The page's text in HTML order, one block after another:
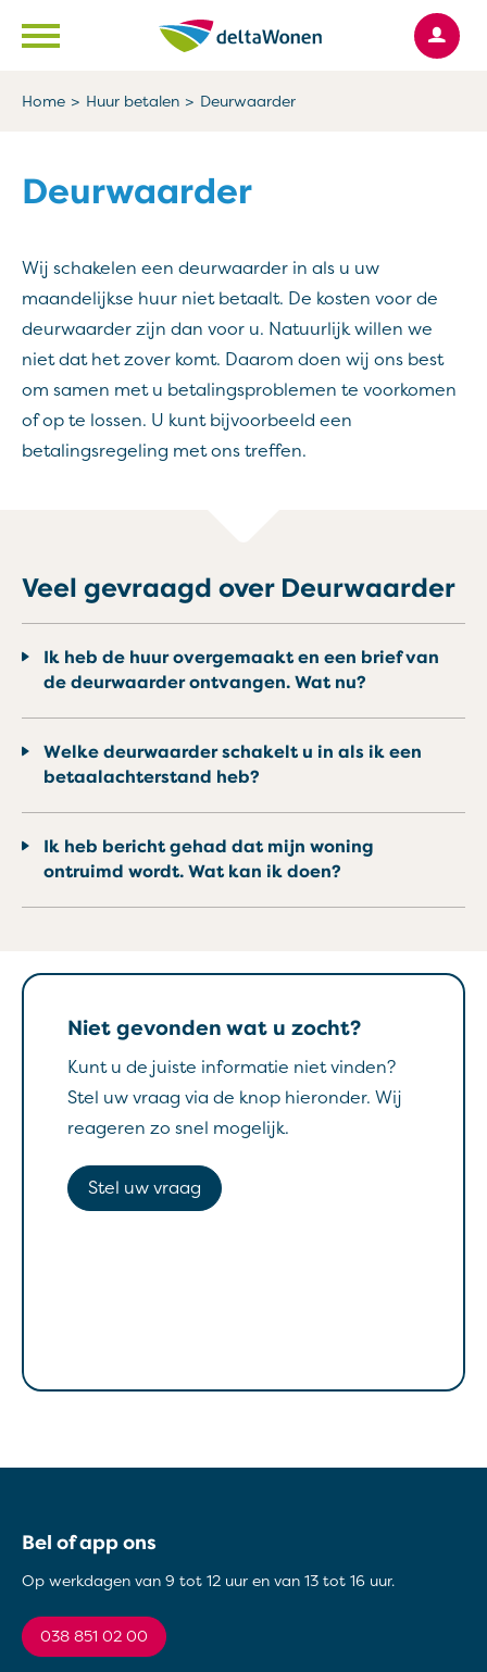
Naar de homepage
Ga naar Hoofd
Home Huur betalen Deurwaarder
Deurwaarder
Wij schakelen een deurwaarder in als u uw
maandelijkse huur niet betaalt. De kosten voor de
deurwaarder zijn dan voor u. Natuurlijk willen we
niet dat het zover komt. Daarom doen wij ons best
om samen met u betalingsproblemen te voorkomen
of op te lossen. U kunt bijvoorbeeld een
betalingsregeling met ons treffen.
Veel gevraagd over Deurwaarder
Ik heb de huur overgemaakt en een brief van
de deurwaarder ontvangen. Wat nu?
Welke deurwaarder schakelt u in als ik een
betaalachterstand heb?
Ik heb bericht gehad dat mijn woning
ontruimd wordt. Wat kan ik doen?
Niet gevonden wat u zocht?
Kunt u de juiste informatie niet vinden?
Stel uw vraag via de knop hieronder. Wij
reageren zo snel mogelijk.
Stel uw vraag
Contactinformatie
Bel of app ons
Op werkdagen van 9 tot 12 uur en van 13 tot 16 uur.
038 851 02 00